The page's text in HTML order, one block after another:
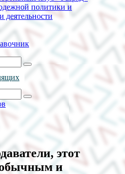
политики и
деятельности
этот
и